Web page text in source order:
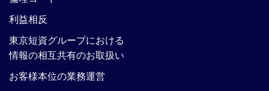
利益相反
東京短資グループにおける
情報の相互共有のお取扱い
お客様本位の業務運営